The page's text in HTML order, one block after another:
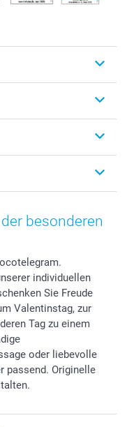
besonderen
individuellen
Sie Freude
Valentinstag, zur
Tag zu einem
oder liebevolle
passend. Originelle